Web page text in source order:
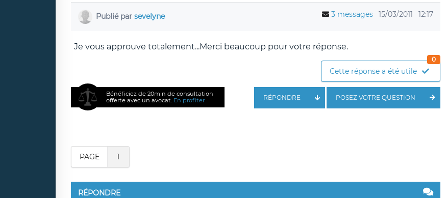
Publié par sevelyne 3 messages 15/03/2011 12:17
Je vous approuve totalement...Merci beaucoup pour votre réponse.
Cette réponse a été utile
0
Bénéficiez de 20min de consultation
offerte avec un avocat. En profiter POSEZ VOTRE QUESTION
RÉPONDRE
PAGE 1
RÉPONDRE